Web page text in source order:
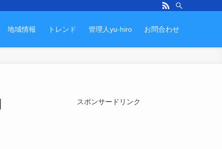
地域情報 トレンド 管理人yu-hiro お問合わせ
スポンサードリンク